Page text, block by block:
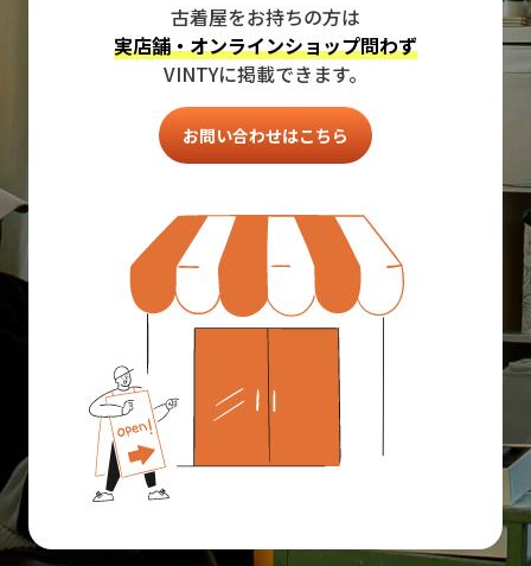
古着屋をお持ちの方は
実店舗・オンラインショップ問わず
VINTYに掲載できます。
お問い合わせはこちら